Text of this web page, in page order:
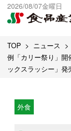
2026/08/07金曜日
出版物一覧へ
試読・購読申し込
TOP ニュース
例「カリー祭り」
ックスラッシー」発
外食